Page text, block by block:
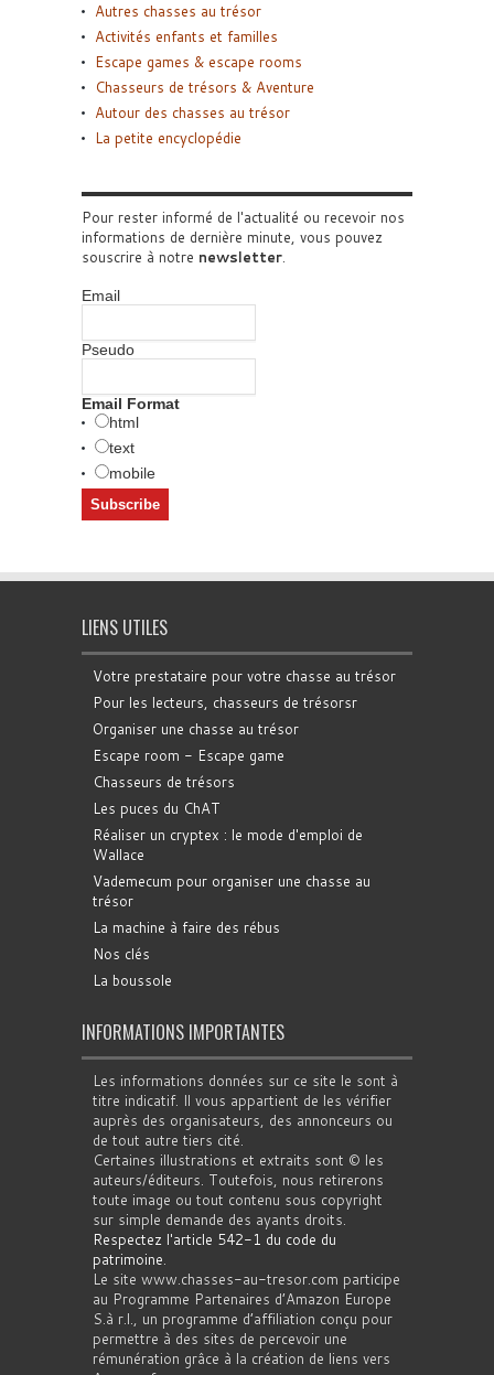
Autres chasses au trésor
Activités enfants et familles
Escape games & escape rooms
Chasseurs de trésors & Aventure
Autour des chasses au trésor
La petite encyclopédie
Pour rester informé de l'actualité ou recevoir nos
informations de dernière minute, vous pouvez
souscrire à notre newsletter.
Email
Pseudo
Email Format
html
text
mobile
LIENS UTILES
Votre prestataire pour votre chasse au trésor
Pour les lecteurs, chasseurs de trésorsr
Organiser une chasse au trésor
Escape room - Escape game
Chasseurs de trésors
Les puces du ChAT
Réaliser un cryptex : le mode d'emploi de
Wallace
Vademecum pour organiser une chasse au
trésor
La machine à faire des rébus
Nos clés
La boussole
INFORMATIONS IMPORTANTES
Les informations données sur ce site le sont à
titre indicatif. Il vous appartient de les vérifier
auprès des organisateurs, des annonceurs ou
de tout autre tiers cité.
Certaines illustrations et extraits sont © les
auteurs/éditeurs. Toutefois, nous retirerons
toute image ou tout contenu sous copyright
sur simple demande des ayants droits.
Respectez l'article 542-1 du code du
patrimoine.
Le site www.chasses-au-tresor.com participe
au Programme Partenaires d’Amazon Europe
S.à r.l., un programme d’affiliation conçu pour
permettre à des sites de percevoir une
rémunération grâce à la création de liens vers